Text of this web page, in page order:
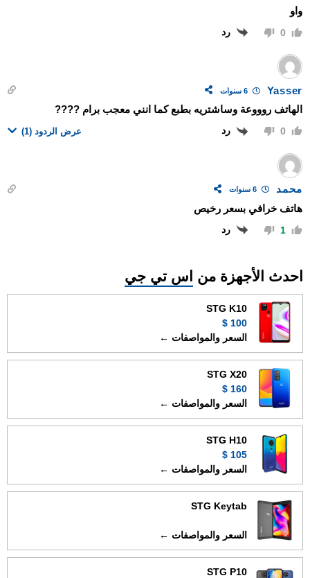
واو
0 رد
Yasser 6 سنوات
الهاتف روووعة وساشتريه بطبع كما انني معجب برام ????
0 رد عرض الردود (1)
محمد
هاتف خرافي بسعر رخيص
1 رد
احدث الأجهزة من اس تي جي
STG K10
100 $
السعر والمواصفات ←
STG X20
160 $
السعر والمواصفات ←
STG H10
105 $
السعر والمواصفات ←
STG Keytab
السعر والمواصفات ←
STG P10